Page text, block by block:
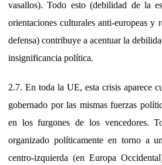
vasallos). Todo esto (debilidad de la
orientaciones culturales anti-europeas y
defensa) contribuye a acentuar la
insignificancia política.
2.7. En toda la UE, esta crisis aparece
gobernado por las mismas fuerzas
en los furgones de los vencedores.
organizado políticamente en torno a
centro-izquierda (en Europa